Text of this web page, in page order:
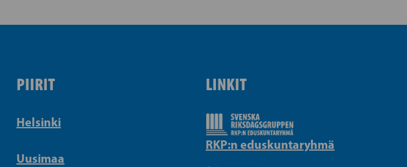
PIIRIT
Helsinki
Uusimaa
LINKIT
RKP:n eduskuntaryhmä